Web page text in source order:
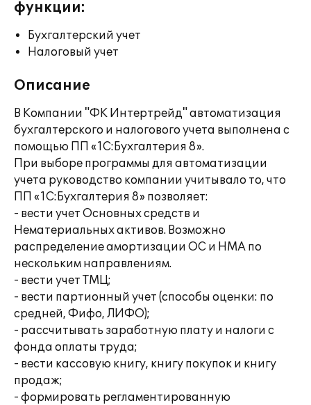
функции:
Бухгалтерский учет
Налоговый учет
Описание
В Компании "ФК Интертрейд" автоматизация
бухгалтерского и налогового учета выполнена с
помощью ПП «1С:Бухгалтерия 8».
При выборе программы для автоматизации
учета руководство компании учитывало то, что
ПП «1С:Бухгалтерия 8» позволяет:
- вести учет Основных средств и
Нематериальных активов. Возможно
распределение амортизации ОС и НМА по
нескольким направлениям.
- вести учет ТМЦ;
- вести партионный учет (способы оценки: по
средней, Фифо, ЛИФО);
- рассчитывать заработную плату и налоги с
фонда оплаты труда;
- вести кассовую книгу, книгу покупок и книгу
продаж;
- формировать регламентированную